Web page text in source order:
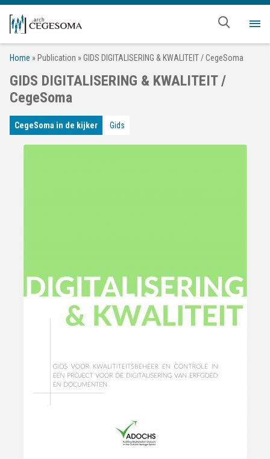
Overslaan en naar de inhoud gaan
Home » Publication »GIDS DIGITALISERING & KWALITEIT / CegeSoma
GIDS DIGITALISERING & KWALITEIT /
CegeSoma
CegeSoma in de kijker Gids